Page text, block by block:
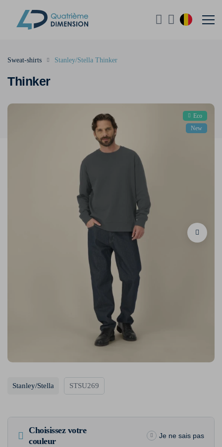
Thinker
Sweat-shirts Stanley/Stella Thinker
Eco
New
Stanley/Stella STSU269
Choisissez votre
couleur
Je ne sais pas